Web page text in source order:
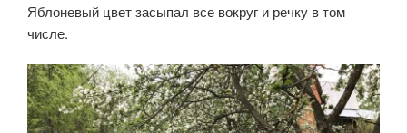
Яблоневый цвет засыпал все вокруг и речку в том
числе.